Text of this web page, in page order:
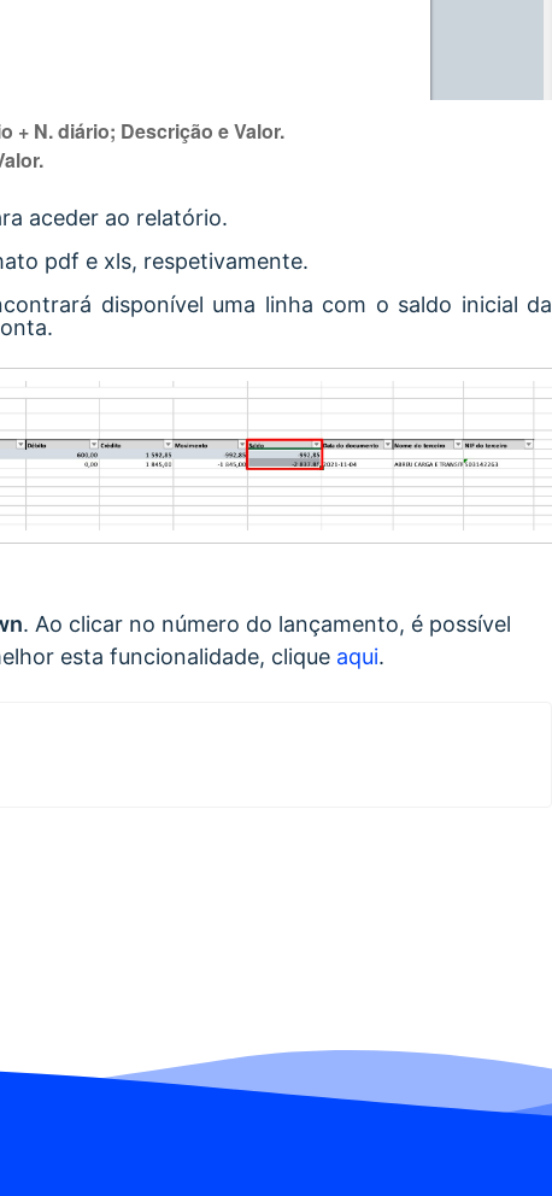
+ N. diário; Descrição e Valor.
aceder ao relatório.
pdf e xls, respetivamente.
disponível uma linha com o saldo inicial da
. Ao clicar no número do lançamento, é possível
esta funcionalidade, clique aqui.